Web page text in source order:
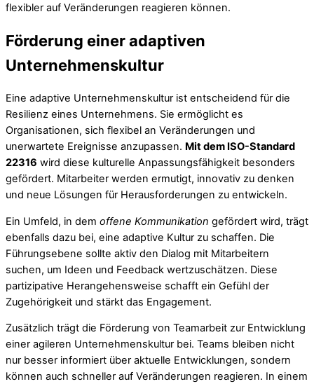
flexibler auf Veränderungen reagieren können.
Förderung einer adaptiven
Unternehmenskultur
Eine adaptive Unternehmenskultur ist entscheidend für die
Resilienz eines Unternehmens. Sie ermöglicht es
Organisationen, sich flexibel an Veränderungen und
unerwartete Ereignisse anzupassen. Mit dem ISO-Standard
22316 wird diese kulturelle Anpassungsfähigkeit besonders
gefördert. Mitarbeiter werden ermutigt, innovativ zu denken
und neue Lösungen für Herausforderungen zu entwickeln.
Ein Umfeld, in dem offene Kommunikation gefördert wird, trägt
ebenfalls dazu bei, eine adaptive Kultur zu schaffen. Die
Führungsebene sollte aktiv den Dialog mit Mitarbeitern
suchen, um Ideen und Feedback wertzuschätzen. Diese
partizipative Herangehensweise schafft ein Gefühl der
Zugehörigkeit und stärkt das Engagement.
Zusätzlich trägt die Förderung von Teamarbeit zur Entwicklung
einer agileren Unternehmenskultur bei. Teams bleiben nicht
nur besser informiert über aktuelle Entwicklungen, sondern
können auch schneller auf Veränderungen reagieren. In einem